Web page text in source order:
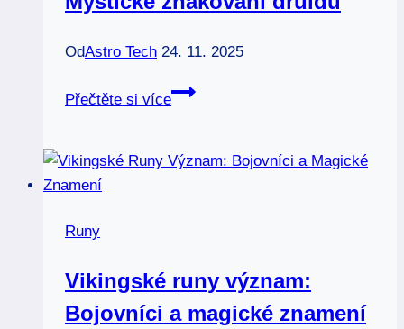
OdAstro Tech 24. 11. 2025
Přečtěte si více
Keltské
Mystické
Runy
Vikingské runy význam:
Bojovníci a magické znamení